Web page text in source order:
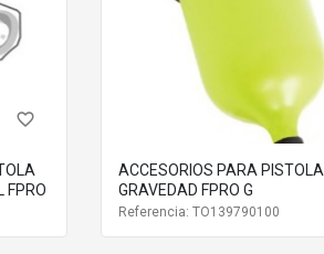
favorite_border
FPRO
ACCESORIOS PARA PISTOLA
GRAVEDAD FPRO G
Referencia: TO139790100